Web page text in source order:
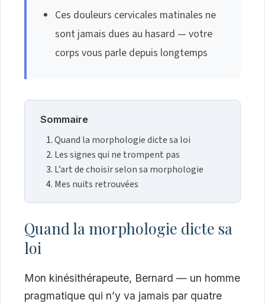
Ces douleurs cervicales matinales ne
sont jamais dues au hasard — votre
corps vous parle depuis longtemps
Sommaire
Quand la morphologie dicte sa loi
Les signes qui ne trompent pas
L’art de choisir selon sa morphologie
Mes nuits retrouvées
Quand la morphologie dicte sa
loi
Mon kinésithérapeute, Bernard — un homme
pragmatique qui n’y va jamais par quatre